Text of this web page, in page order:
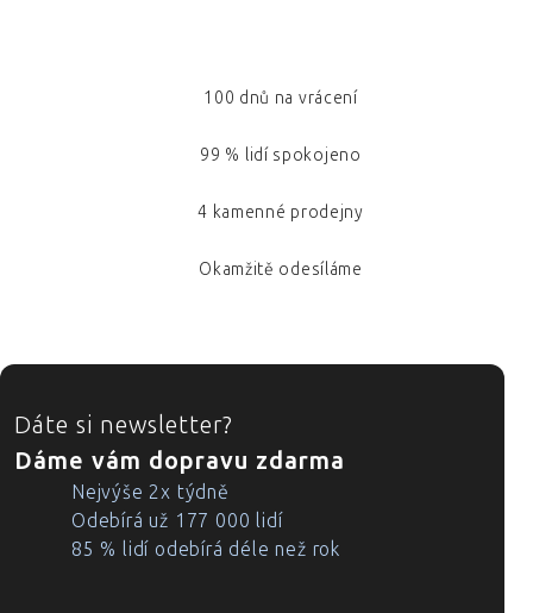
100 dnů na vrácení
99 % lidí spokojeno
4 kamenné prodejny
Okamžitě odesíláme
ZÁPATÍ
Dáte si newsletter?
Dáme vám dopravu zdarma
Nejvýše 2x týdně
Odebírá už 177 000 lidí
85 % lidí odebírá déle než rok